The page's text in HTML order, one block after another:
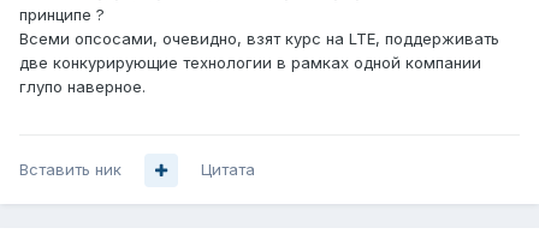
принципе ?
Всеми опсосами, очевидно, взят курс на LTE, поддерживать
две конкурирующие технологии в рамках одной компании
глупо наверное.
Вставить ник Цитата